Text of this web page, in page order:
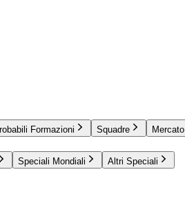
Formazioni Squadre Mercato
Speciali Mondiali Altri Speciali